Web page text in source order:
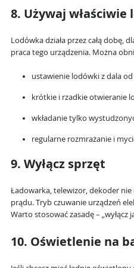
8. Używaj właściwie
Lodówka działa przez całą dobę,
praca tego urządzenia. Można
ustawienie lodówki z dala od
krótkie i rzadkie otwieranie
wkładanie tylko
regularne rozmrażanie i
9. Wyłącz sprzęt
Ładowarka, telewizor, dekoder nie
prądu. Tryb czuwanie urządzeń
Warto stosować zasadę – „wyłącz
10. Oświetlenie na